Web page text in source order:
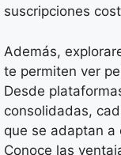
suscripciones
Además,
te permiten ver
Desde
consolidadas,
que se adaptan
Conoce las